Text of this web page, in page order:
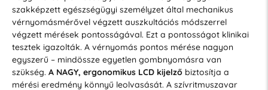
szakképzett egészségügyi személyzet által mechanikus
vérnyomásmérővel végzett auszkultációs módszerrel
végzett mérések pontosságával. Ezt a pontosságot klinikai
tesztek igazolták. A vérnyomás pontos mérése nagyon
egyszerű – mindössze egyetlen gombnyomásra van
szükség. A NAGY, ergonomikus LCD kijelzőbiztosítja a
mérési eredmény könnyű leolvasását. A szívritmuszavar